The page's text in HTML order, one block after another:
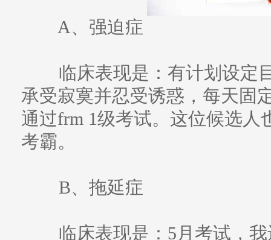
A、强迫症
临床表现是：有计划设定
承受寂寞并忍受诱惑，每天固
通过frm 1级考试。这位候选人
考霸。
B、拖延症
临床表现是：5月考试，